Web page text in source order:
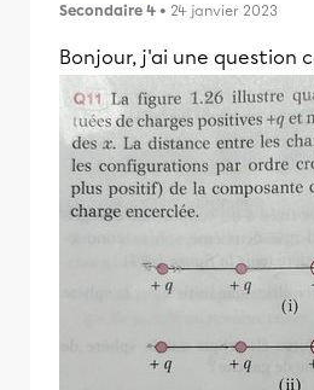
Secondaire 4 • 24 janvier 2023
Bonjour, j'ai une question